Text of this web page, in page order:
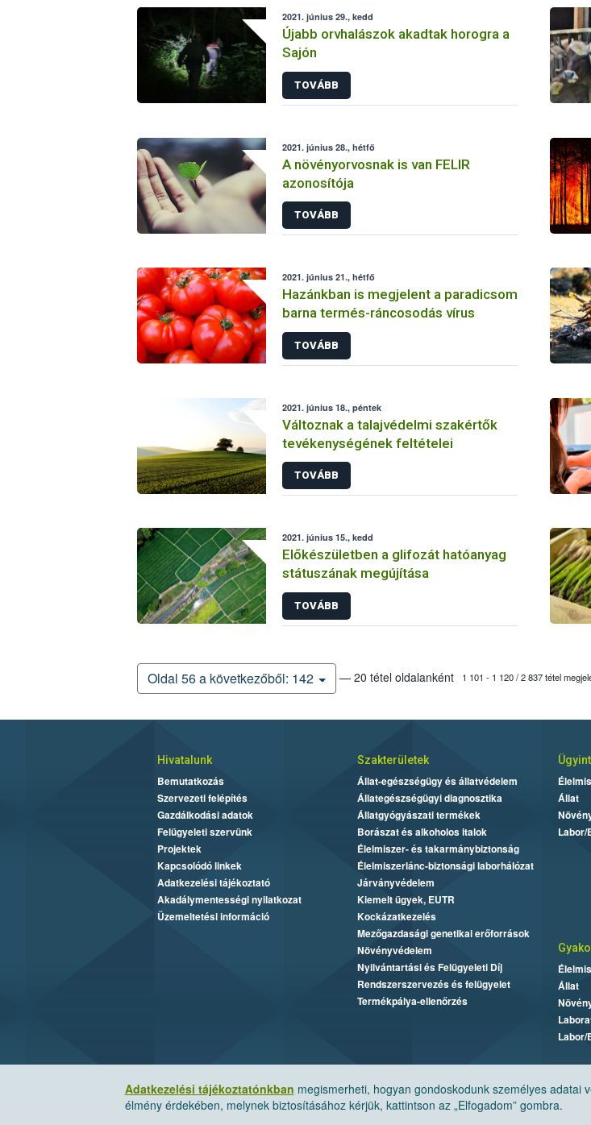
2021. június 29., kedd
Újabb orvhalászok akadtak horogra a
Sajón
TOVÁBB
2021. június 28., hétfő
A növényorvosnak is van FELIR
azonosítója
TOVÁBB
2021. június 21., hétfő
Hazánkban is megjelent a paradicsom
barna termés-ráncosodás vírus
TOVÁBB
2021. június 18., péntek
Változnak a talajvédelmi szakértők
tevékenységének feltételei
TOVÁBB
2021. június 15., kedd
Előkészületben a glifozát hatóanyag
státuszának megújítása
TOVÁBB
Oldal 56 a következőből: 142 — 20 tétel oldalanként 1 101 - 1 120 / 2 837 tétel
Adatkezelési tájékoztatónkban megismerheti, hogyan gondoskodunk személyes adatai
élmény érdekében, melynek biztosításához kérjük, kattintson az „Elfogadom” gombra.
Hivatalunk
Bemutatkozás
Szervezeti felépítés
Gazdálkodási adatok
Felügyeleti szervünk
Projektek
Kapcsolódó linkek
Adatkezelési tájékoztató
Akadálymentességi nyilatkozat
Üzemeltetési információ
Szakterületek
Állat-egészségügy és állatvédelem
Állategészségügyi diagnosztika
Állatgyógyászati termékek
Borászat és alkoholos italok
Élelmiszer- és takarmánybiztonság
Élelmiszerlánc-biztonsági laborhálózat
Járványvédelem
Kiemelt ügyek, EUTR
Kockázatkezelés
Mezőgazdasági genetikai erőforrások
Növényvédelem
Nyilvántartási és Felügyeleti Díj
Rendszerszervezés és felügyelet
Termékpálya-ellenőrzés
Állat
Labor/
Állat
Labor/